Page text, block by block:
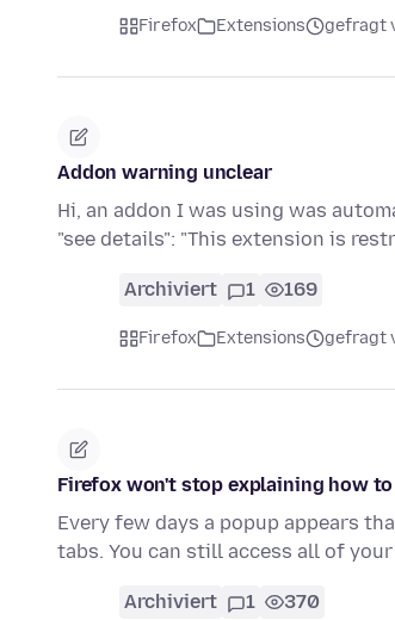
Firefox Extensions gefragt
Addon warning unclear
Hi, an addon I was using was
"see details": "This extension is
Archiviert 1 169
Firefox Extensions gefragt
Firefox won't stop explaining how
Every few days a popup appears
tabs. You can still access all of
Archiviert 1 370